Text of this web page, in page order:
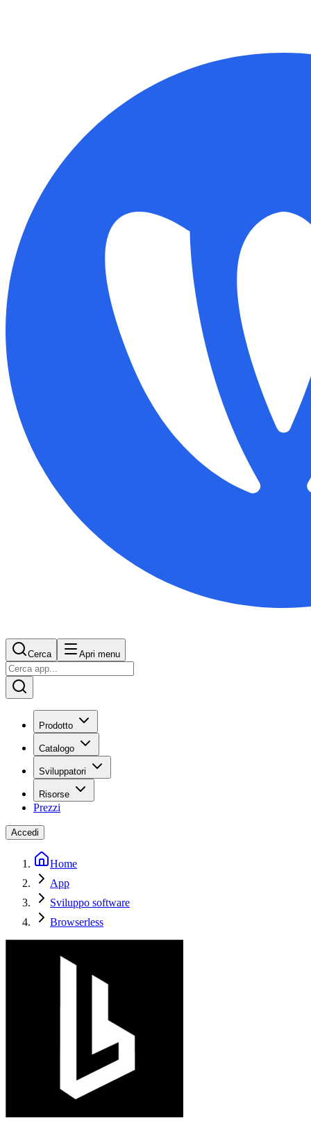
Cerca Apri menu
Prodotto
Catalogo
Sviluppatori
Risorse
Prezzi
Accedi
Home
App
Sviluppo software
Browserless